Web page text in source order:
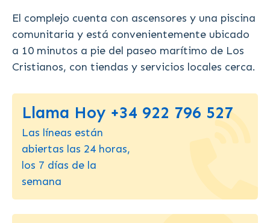
El complejo cuenta con ascensores y una piscina
comunitaria y está convenientemente ubicado
a 10 minutos a pie del paseo marítimo de Los
Cristianos, con tiendas y servicios locales cerca.
Llama Hoy +34 922 796 527
Las líneas están
abiertas las 24 horas,
los 7 días de la
semana